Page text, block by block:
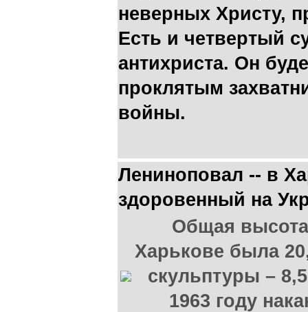
неверных Христу,
Есть и четвертый
антихриста. Он
проклятым
войны.
Лениноповал -- в
здоровенный на
Общая
Харькове была
скульптуры –
1963 году